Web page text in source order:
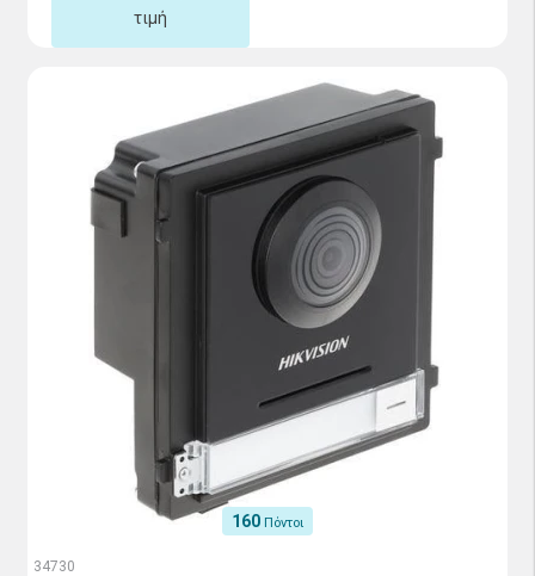
τιμή
160 Πόντοι
34730